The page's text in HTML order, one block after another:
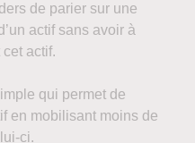
de parier sur une
actif sans avoir à
actif.
qui permet de
en mobilisant moins de
ci.